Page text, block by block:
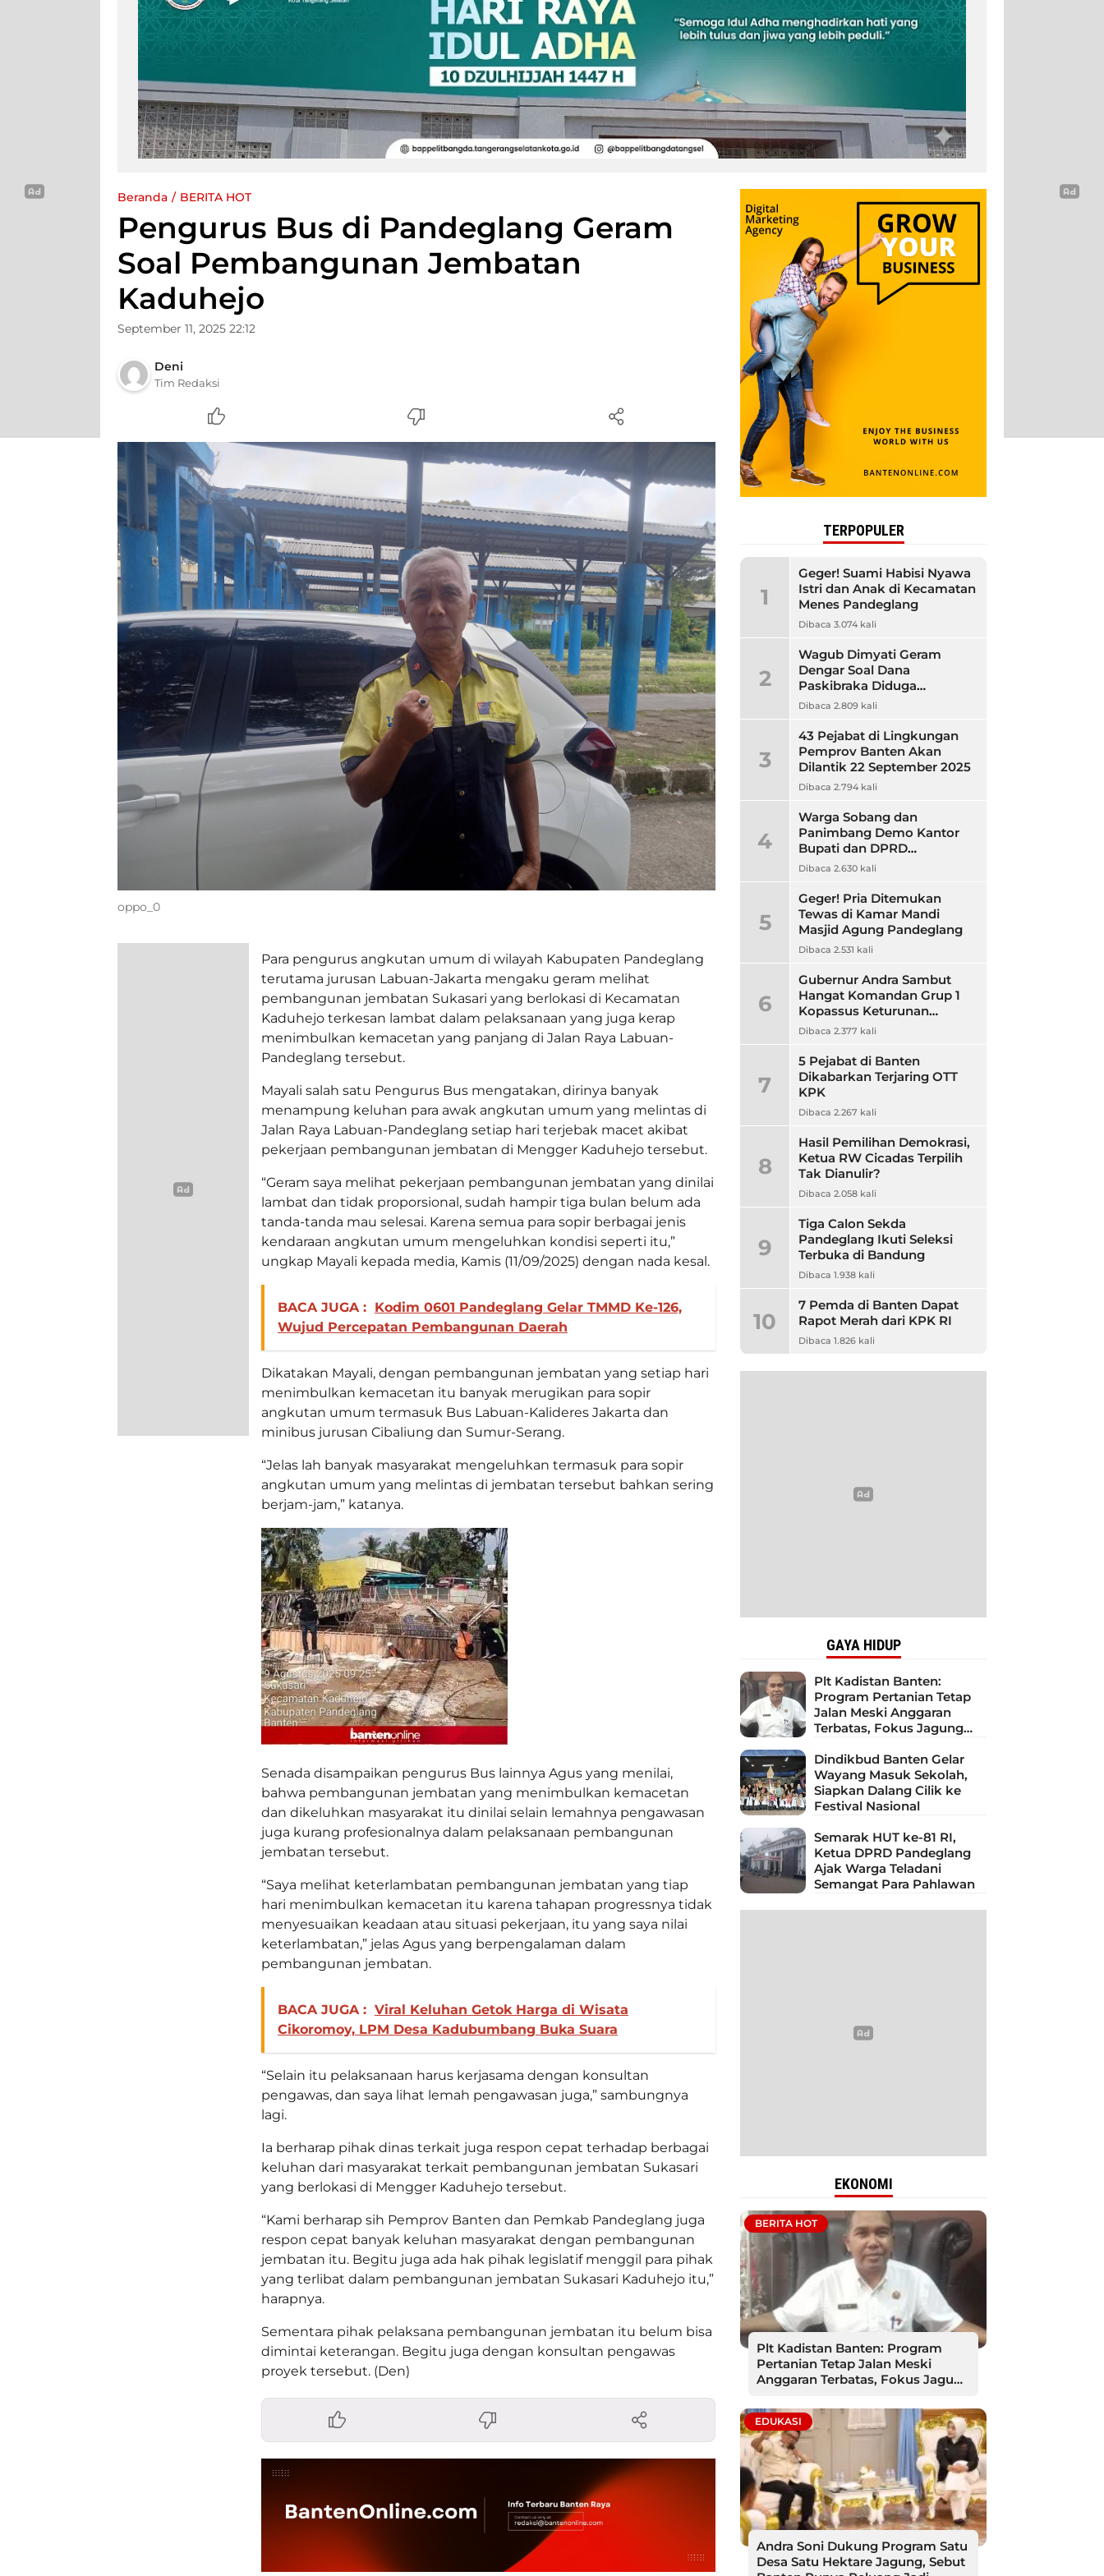
Beranda BERITA HOT
Pengurus Bus di Pandeglang Geram
Soal Pembangunan Jembatan
Kaduhejo
September 11, 2025 22:12
Deni
Tim Redaksi
oppo_0
Para pengurus angkutan umum di wilayah Kabupaten Pandeglang
terutama jurusan Labuan-Jakarta mengaku geram melihat
pembangunan jembatan Sukasari yang berlokasi di Kecamatan
Kaduhejo terkesan lambat dalam pelaksanaan yang juga kerap
menimbulkan kemacetan yang panjang di Jalan Raya Labuan-
Pandeglang tersebut.
Mayali salah satu Pengurus Bus mengatakan, dirinya banyak
menampung keluhan para awak angkutan umum yang melintas di
Jalan Raya Labuan-Pandeglang setiap hari terjebak macet akibat
pekerjaan pembangunan jembatan di Mengger Kaduhejo tersebut.
“Geram saya melihat pekerjaan pembangunan jembatan yang dinilai
lambat dan tidak proporsional, sudah hampir tiga bulan belum ada
tanda-tanda mau selesai. Karena semua para sopir berbagai jenis
kendaraan angkutan umum mengeluhkan kondisi seperti itu,”
ungkap Mayali kepada media, Kamis (11/09/2025) dengan nada kesal.
BACA JUGA : Kodim 0601 Pandeglang Gelar TMMD Ke-126,
Wujud Percepatan Pembangunan Daerah
Dikatakan Mayali, dengan pembangunan jembatan yang setiap hari
menimbulkan kemacetan itu banyak merugikan para sopir
angkutan umum termasuk Bus Labuan-Kalideres Jakarta dan
minibus jurusan Cibaliung dan Sumur-Serang.
“Jelas lah banyak masyarakat mengeluhkan termasuk para sopir
angkutan umum yang melintas di jembatan tersebut bahkan sering
berjam-jam,” katanya.
Senada disampaikan pengurus Bus lainnya Agus yang menilai,
bahwa pembangunan jembatan yang menimbulkan kemacetan
dan dikeluhkan masyarakat itu dinilai selain lemahnya pengawasan
juga kurang profesionalnya dalam pelaksanaan pembangunan
jembatan tersebut.
“Saya melihat keterlambatan pembangunan jembatan yang tiap
hari menimbulkan kemacetan itu karena tahapan progressnya tidak
menyesuaikan keadaan atau situasi pekerjaan, itu yang saya nilai
keterlambatan,” jelas Agus yang berpengalaman dalam
pembangunan jembatan.
BACA JUGA : Viral Keluhan Getok Harga di Wisata
Cikoromoy, LPM Desa Kadubumbang Buka Suara
“Selain itu pelaksanaan harus kerjasama dengan konsultan
pengawas, dan saya lihat lemah pengawasan juga,” sambungnya
lagi.
Ia berharap pihak dinas terkait juga respon cepat terhadap berbagai
keluhan dari masyarakat terkait pembangunan jembatan Sukasari
yang berlokasi di Mengger Kaduhejo tersebut.
“Kami berharap sih Pemprov Banten dan Pemkab Pandeglang juga
respon cepat banyak keluhan masyarakat dengan pembangunan
jembatan itu. Begitu juga ada hak pihak legislatif menggil para pihak
yang terlibat dalam pembangunan jembatan Sukasari Kaduhejo itu,”
harapnya.
Sementara pihak pelaksana pembangunan jembatan itu belum bisa
dimintai keterangan. Begitu juga dengan konsultan pengawas
proyek tersebut. (Den)
TERPOPULER
1
Geger! Suami Habisi Nyawa
Istri dan Anak di Kecamatan
Menes Pandeglang
Dibaca 3.074 kali
2
Wagub Dimyati Geram
Dengar Soal Dana
Paskibraka Diduga
Bermasalah, Banyak
Dibaca 2.809 kali
3
43 Pejabat di Lingkungan
Pemprov Banten Akan
Dilantik 22 September 2025
Dibaca 2.794 kali
4
Warga Sobang dan
Panimbang Demo Kantor
Bupati dan DPRD
Pandeglang, Ini
Dibaca 2.630 kali
5
Geger! Pria Ditemukan
Tewas di Kamar Mandi
Masjid Agung Pandeglang
Dibaca 2.531 kali
6
Gubernur Andra Sambut
Hangat Komandan Grup 1
Kopassus Keturunan
Pandeglang, Jalin Sinergitas
Dibaca 2.377 kali
7
5 Pejabat di Banten
Dikabarkan Terjaring OTT
KPK
Dibaca 2.267 kali
8
Hasil Pemilihan Demokrasi,
Ketua RW Cicadas Terpilih
Tak Dianulir?
Dibaca 2.058 kali
9
Tiga Calon Sekda
Pandeglang Ikuti Seleksi
Terbuka di Bandung
Dibaca 1.938 kali
10
7 Pemda di Banten Dapat
Rapot Merah dari KPK RI
Dibaca 1.826 kali
GAYA HIDUP
Plt Kadistan Banten:
Program Pertanian Tetap
Jalan Meski Anggaran
Terbatas, Fokus Jagung
Dindikbud Banten Gelar
Wayang Masuk Sekolah,
Siapkan Dalang Cilik ke
Festival Nasional
Semarak HUT ke-81 RI,
Ketua DPRD Pandeglang
Ajak Warga Teladani
Semangat Para Pahlawan
EKONOMI
BERITA HOT
Plt Kadistan Banten: Program
Pertanian Tetap Jalan Meski
Anggaran Terbatas, Fokus Jagung
EDUKASI
Andra Soni Dukung Program Satu
Desa Satu Hektare Jagung, Sebut